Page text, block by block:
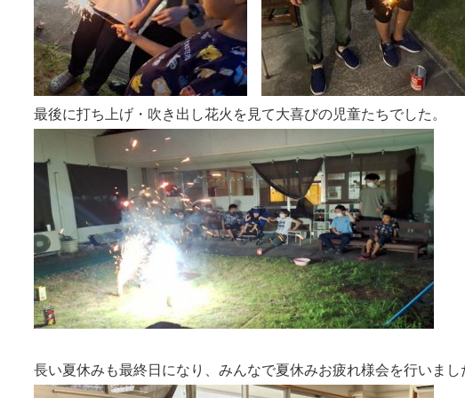
最後に打ち上げ・吹き出し花火を見て大喜びの児童たちでした。
長い夏休みも最終日になり、みんなで夏休みお疲れ様会を行いまし